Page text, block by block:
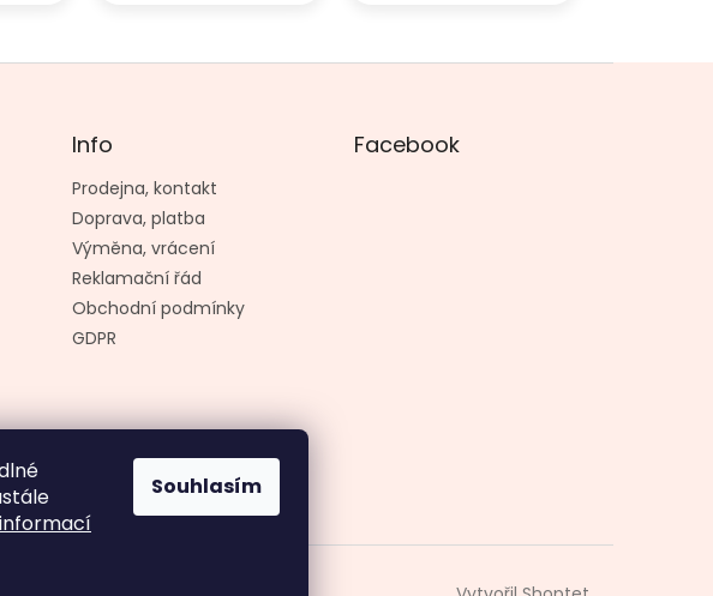
Souhlasím
Info
Prodejna, kontakt
Doprava, platba
Výměna, vrácení
Reklamační řád
Obchodní podmínky
GDPR
Facebook